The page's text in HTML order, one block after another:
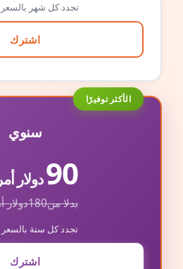
تجدد كل شهر بالسعر
اشترك
الأكثر توفيرًا
سنوي
90دولار
بدلا من180دولار
تجدد كل سنة بالسعر
اشترك